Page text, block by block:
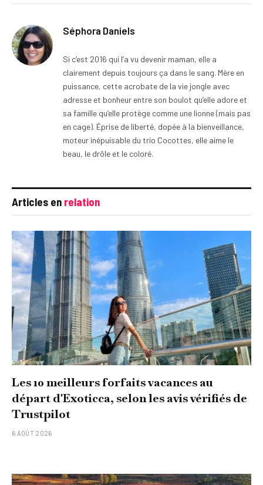
Séphora Daniels
Si c’est 2016 qui l’a vu devenir maman, elle a
clairement depuis toujours ça dans le sang. Mère en
puissance, cette acrobate de la vie jongle avec
adresse et bonheur entre son boulot qu’elle adore et
sa famille qu’elle protège comme une lionne (mais pas
en cage). Éprise de liberté, dopée à la bienveillance,
moteur inépuisable du trio Cocottes, elle aime le
beau, le drôle et le coloré.
Articles en relation
Les 10 meilleurs forfaits vacances au
départ d'Exoticca, selon les avis vérifiés de
Trustpilot
6 AOÛT 2026